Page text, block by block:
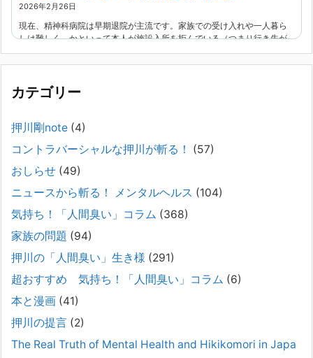
2026年2月26日
現在、精神科病院は早期退院が主流です。家族での受け入れや一人暮ら
しは難しく、かといって本人が施設入所を拒んでいる（つまり行き先が
困ってし[...]
精神科から「退院できます」と言われた家族へ──退院
2026年2月21日
通常価格 2,980円 → 今だけ 1,480円（50％OFF）こちらのnoteは、
（株）トキワ精神保健事務所（所長：押川剛）が支援の現場で行なって
きた実務対応を、家族向けに整理しています。 続きをみ
#042 精神疾患の子どもと健全なコミュニケーション
がとれない（母娘編）。
2025年8月17日
弊社は、病識のない重篤な精神疾患を抱えるご家族からのご相談を受
け、長年にわたり精神科医療へのアクセスの仕方や問題解決に取り組ん
い場合、家 [...]
#041 将来を案じる「きょうだい」必見②きょうだ
カテゴリー
押川剛note (4)
コントラバーシャルな押川が斬る！
(57)
おしらせ (49)
ニュースから斬る！ メンタルヘルス (104)
気持ち！「人間臭い」コラム (368)
家族の問題 (94)
押川の「人間臭い」生き様 (291)
超おすすめ 気持ち！「人間臭い」コラム (6)
本と漫画 (41)
押川の提言 (2)
The Real Truth of Mental Health and Hikikomori in Japa